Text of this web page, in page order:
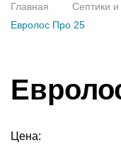
Главная
Септики
Евролос Про 25
Цена: